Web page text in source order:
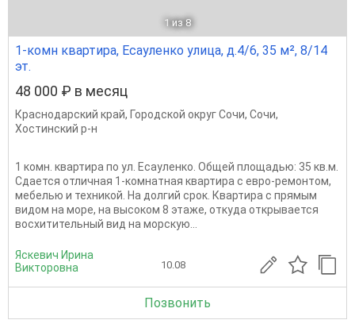
1 из 8
1-комн квартира, Есауленко улица, д.4/6, 35 м², 8/14
эт.
48 000 ₽ в месяц
Краснодарский край, Городской округ Сочи, Сочи,
Хостинский р-н
1 комн. квартира по ул. Есауленко. Общей площадью: 35 кв.м.
Сдается отличная 1-комнатная квартира с евро-ремонтом,
мебелью и техникой. На долгий срок. Квартира с прямым
видом на море, на высоком 8 этаже, откуда открывается
восхитительный вид на морскую...
Яскевич Ирина
Викторовна
10.08
Позвонить